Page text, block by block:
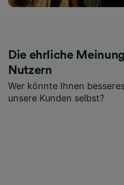
Die ehrliche
Nutzern
Wer könnte Ihnen
unsere Kunden selbst?